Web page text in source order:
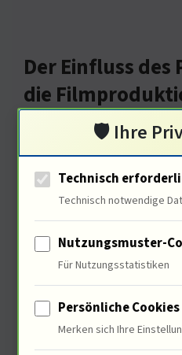
Der Einfluss
die
Ihre
zukünftige Projekte.
🛡️ Ihre
Technisch
Technisch notwendige
Nutzungsmuster-
Für Nutzungsstatistiken
Persönliche Cookies
Merken sich Ihre